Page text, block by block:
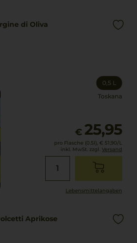
di Oliva
0,5 L
Toskana
€ 25,95
pro Flasche (0.5l), € 51,90/L
inkl. MwSt. zzgl. Versand
Lebensmittel­angaben
Aprikose